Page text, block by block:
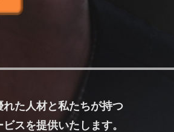
た人材と私たちが持つ
スを提供いたします。